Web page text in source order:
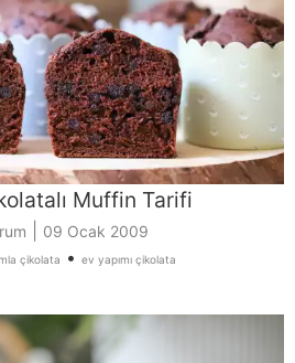
Muffin Tarifi
09 Ocak 2009
çikolata • ev yapımı çikolata